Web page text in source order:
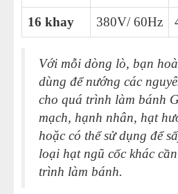
16 khay 380V/ 60Hz
Với mỗi dòng lò, bạn
dùng để nướng các
cho quá trình làm bánh
mạch, hạnh nhân, hạt
hoặc có thể sử dụng để
loại hạt ngũ cốc khác
trình làm bánh.